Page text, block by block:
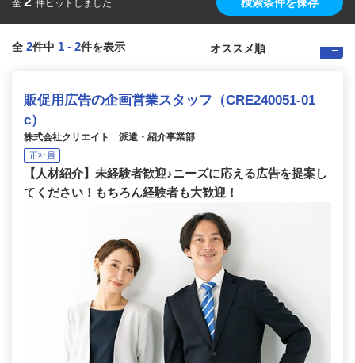
全 件ヒットしました
全 2件中 1 - 2件を表示
販促用広告の企画営業スタッフ（CRE240051-01
c）
株式会社クリエイト 派遣・紹介事業部
正社員
【人材紹介】未経験者歓迎♪ニーズに応える広告を提案し
てください！もちろん経験者も大歓迎！